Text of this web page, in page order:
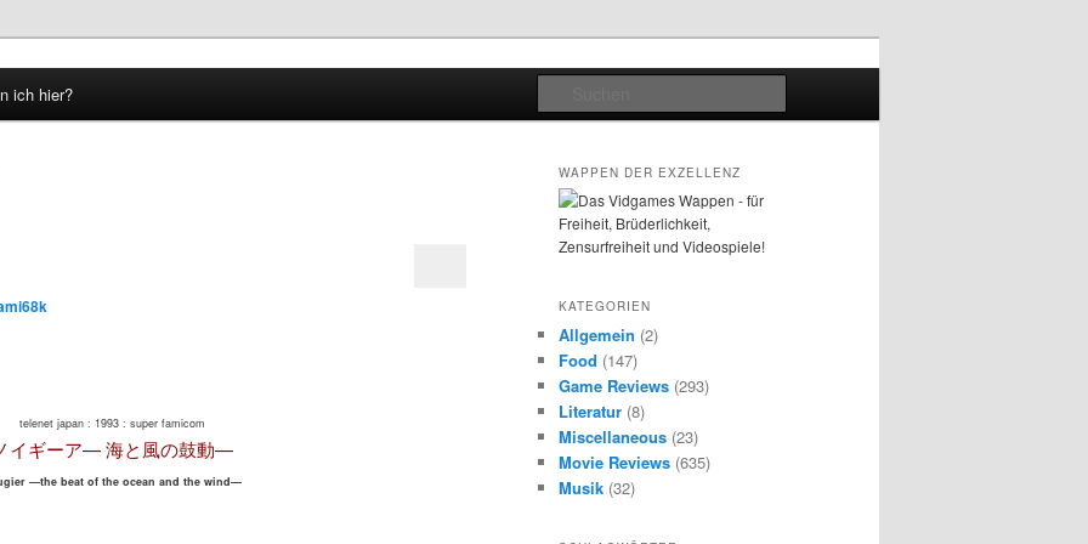
ich hier?
telenet japan : 1993 : super famicom
イギーア— 海と風の鼓動—
—the beat of the ocean and the wind—
WAPPEN DER EXZELLENZ
KATEGORIEN
Allgemein (2)
Food (147)
Game Reviews (293)
Literatur (8)
Miscellaneous (23)
Movie Reviews (635)
Musik (32)